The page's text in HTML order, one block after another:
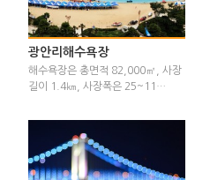
광안리해수욕장
해수욕장은 총면적 82,000㎡, 사장
길이 1.4㎞, 사장폭은 25~11…